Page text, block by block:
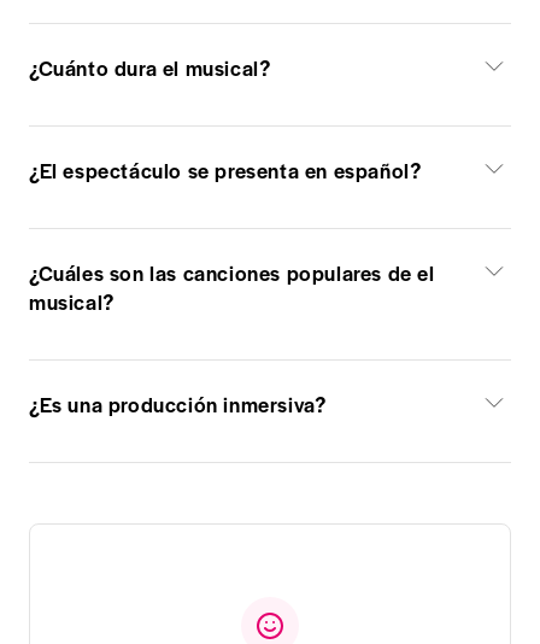
¿Cuánto dura el musical?
¿El espectáculo se presenta en español?
¿Cuáles son las canciones populares de el
musical?
¿Es una producción inmersiva?